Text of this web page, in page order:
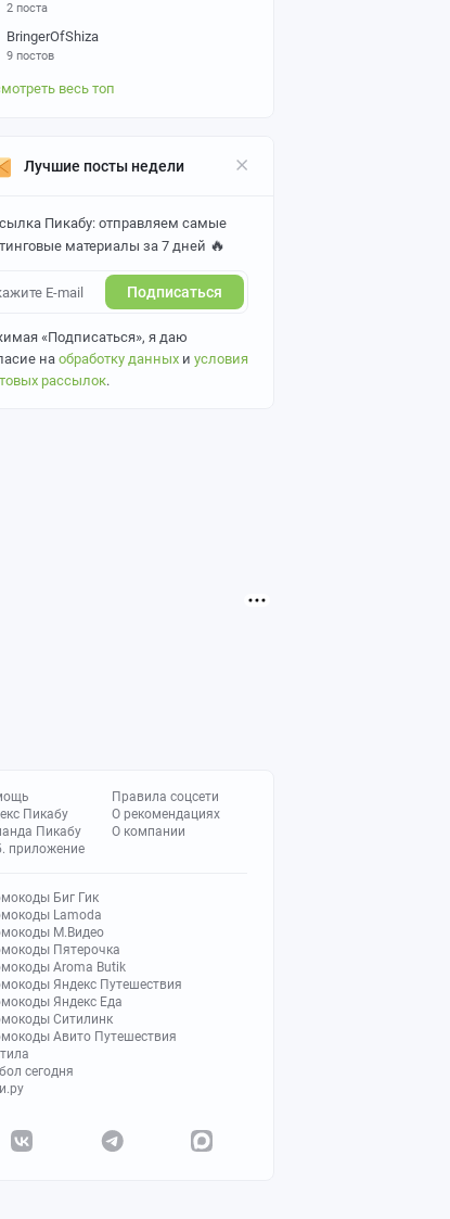
2 поста
BringerOfShiza
9 постов
весь топ
Лучшие посты недели
Пикабу: отправляем самые
материалы за 7 дней 🔥
Подписаться
«Подписаться», я даю
наобработку данных и условия
рассылок.
Пикабу
Пикабу
приложение
Правила соцсети
О рекомендациях
О компании
Биг Гик
Lamoda
М.Видео
Пятерочка
Aroma Butik
Яндекс Путешествия
Яндекс Еда
Ситилинк
Авито Путешествия
сегодня